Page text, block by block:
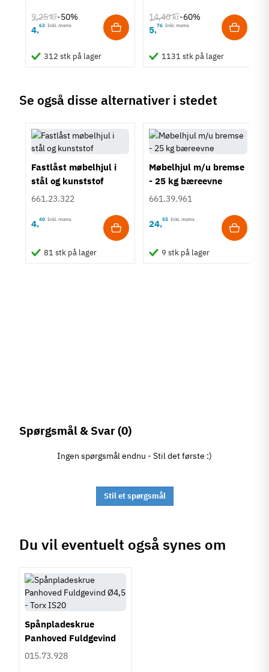
TilstandNy
9,25 kr-50%
4,63 Inkl. moms
312 stk på lager
14,40 kr-60%
5,76 Inkl. moms
1131 stk på lager
Se også disse alternativer i stedet
Fastlåst møbelhjul i
stål og kunststof
661.23.322
4,40 Inkl. moms
81 stk på lager
Møbelhjul m/u bremse
- 25 kg bæreevne
661.39.961
24,55 Inkl. moms
9 stk på lager
Spørgsmål & Svar(0)
Ingen spørgsmål endnu - Stil det første :)
Stil et spørgsmål
Du vil eventuelt også synes om
Spånpladeskrue
Panhoved Fuldgevind
Ø4,5 - Torx TS25
015.73.928